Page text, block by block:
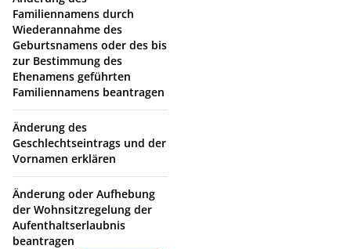
Familiennamens durch
Wiederannahme des
Geburtsnamens oder des bis
zur Bestimmung des
Ehenamens geführten
Familiennamens beantragen
Änderung des
Geschlechtseintrags und der
Vornamen erklären
Änderung oder Aufhebung
der Wohnsitzregelung der
Aufenthaltserlaubnis
beantragen